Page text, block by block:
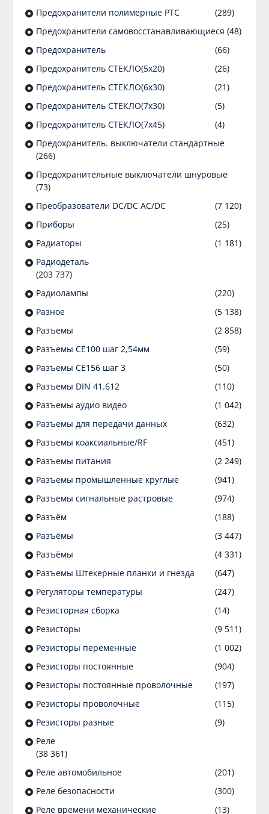
Предохранители полимерные PTC
(289)
Предохранители самовосстанавливающиеся (48)
Предохранитель
(66)
Предохранитель СТЕКЛО(5х20)
(26)
Предохранитель СТЕКЛО(6х30)
(21)
Предохранитель СТЕКЛО(7х30)
(5)
Предохранитель СТЕКЛО(7х45)
(4)
Предохранитель. выключатели стандартные
(266)
Предохранительные выключатели шнуровые
(73)
Преобразователи DC/DC AC/DC
(7 120)
Приборы
(25)
Радиаторы
(1 181)
Радиодеталь
(203 737)
Радиолампы
(220)
Разное
(5 138)
Разъeмы
(2 858)
Разъeмы CE100 шаг 2,54мм
(59)
Разъeмы CE156 шаг 3
(50)
Разъeмы DIN 41.612
(110)
Разъeмы аудио видео
(1 042)
Разъeмы для передачи данных
(632)
Разъeмы коаксиальные/RF
(451)
Разъeмы питания
(2 249)
Разъeмы промышленные круглые
(941)
Разъeмы сигнальные растровые
(974)
Разъём
(188)
Разъёмы
(3 447)
Разъёмы
(4 331)
Разъемы Штекерные планки и гнезда
(647)
Регуляторы температуры
(247)
Резисторная сборка
(14)
Резисторы
(9 511)
Резисторы переменные
(1 002)
Резисторы постоянные
(904)
Резисторы постоянные проволочные
(197)
Резисторы проволочные
(115)
Резисторы разные
(9)
Реле
(38 361)
Реле автомобильное
(201)
Реле безопасности
(300)
Реле времени механические
(13)